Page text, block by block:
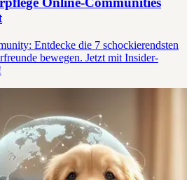
Entdecke die 7 schockierendsten
bewegen. Jetzt mit Insider-